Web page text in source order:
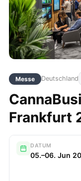
Messe Deutschland
Frankfurt
DATUM
05.–06. Jun